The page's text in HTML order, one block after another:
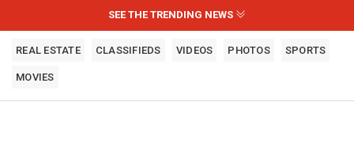
SEE THE TRENDING NEWS
REAL ESTATE CLASSIFIEDS VIDEOS PHOTOS SPORTS
MOVIES